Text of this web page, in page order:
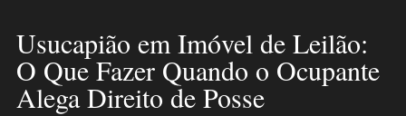
Usucapião em Imóvel de Leilão:
O Que Fazer Quando o Ocupante
Alega Direito de Posse